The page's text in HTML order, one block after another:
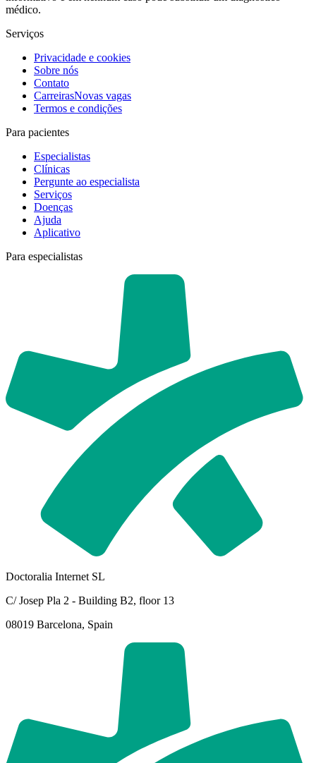
médico.
Serviços
Privacidade e cookies
Sobre nós
Contato
CarreirasNovas vagas
Termos e condições
Para pacientes
Especialistas
Clínicas
Pergunte ao especialista
Serviços
Doenças
Ajuda
Aplicativo
Para especialistas
Doctoralia Internet SL
C/ Josep Pla 2 - Building B2, floor 13
08019 Barcelona, Spain